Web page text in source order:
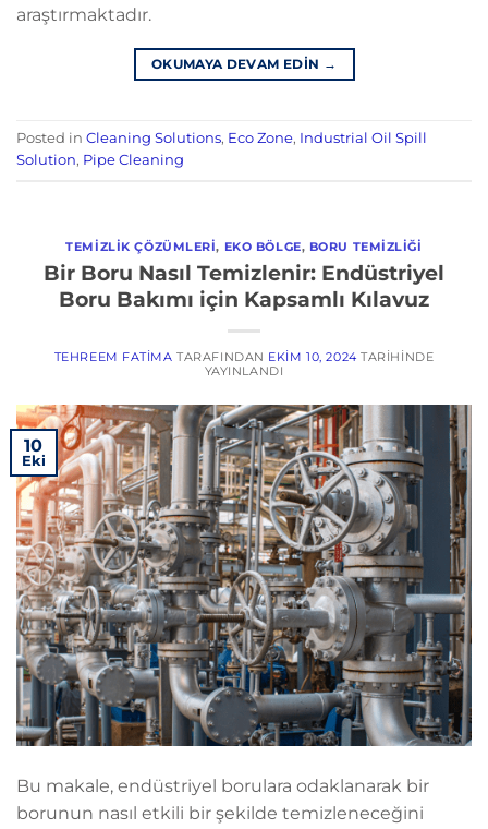
araştırmaktadır.
OKUMAYA DEVAM EDIN →
Posted in Cleaning Solutions, Eco Zone, Industrial Oil Spill
Solution, Pipe Cleaning
TEMIZLIK ÇÖZÜMLERI, EKO BÖLGE, BORU TEMIZLIĞI
Bir Boru Nasıl Temizlenir: Endüstriyel
Boru Bakımı için Kapsamlı Kılavuz
TEHREEM FATIMA TARAFINDAN EKIM 10, 2024 TARIHINDE
YAYINLANDI
10
Eki
Bu makale, endüstriyel borulara odaklanarak bir
borunun nasıl etkili bir şekilde temizleneceğini